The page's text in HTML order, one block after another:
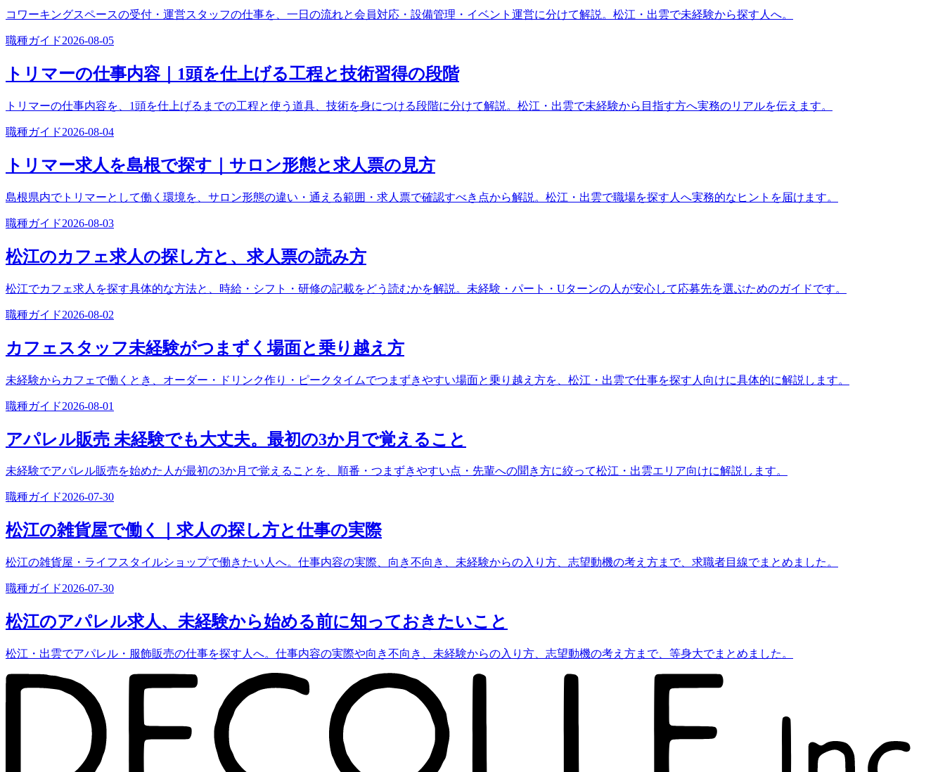
コワーキングスペースの受付・運営スタッフの仕事を、一日の流れと会員対応・設備管理・イベント運営に分けて解説。松江・出雲で未経験から探す人へ。
職種ガイド2026-08-05
トリマーの仕事内容｜1頭を仕上げる工程と技術習得の段階
トリマーの仕事内容を、1頭を仕上げるまでの工程と使う道具、技術を身につける段階に分けて解説。松江・出雲で未経験から目指す方へ実務のリアルを伝えます。
職種ガイド2026-08-04
トリマー求人を島根で探す｜サロン形態と求人票の見方
島根県内でトリマーとして働く環境を、サロン形態の違い・通える範囲・求人票で確認すべき点から解説。松江・出雲で職場を探す人へ実務的なヒントを届けます。
職種ガイド2026-08-03
松江のカフェ求人の探し方と、求人票の読み方
松江でカフェ求人を探す具体的な方法と、時給・シフト・研修の記載をどう読むかを解説。未経験・パート・Uターンの人が安心して応募先を選ぶためのガイドです。
職種ガイド2026-08-02
カフェスタッフ未経験がつまずく場面と乗り越え方
未経験からカフェで働くとき、オーダー・ドリンク作り・ピークタイムでつまずきやすい場面と乗り越え方を、松江・出雲で仕事を探す人向けに具体的に解説します。
職種ガイド2026-08-01
アパレル販売 未経験でも大丈夫。最初の3か月で覚えること
未経験でアパレル販売を始めた人が最初の3か月で覚えることを、順番・つまずきやすい点・先輩への聞き方に絞って松江・出雲エリア向けに解説します。
職種ガイド2026-07-30
松江の雑貨屋で働く｜求人の探し方と仕事の実際
松江の雑貨屋・ライフスタイルショップで働きたい人へ。仕事内容の実際、向き不向き、未経験からの入り方、志望動機の考え方まで、求職者目線でまとめました。
職種ガイド2026-07-30
松江のアパレル求人、未経験から始める前に知っておきたいこと
松江・出雲でアパレル・服飾販売の仕事を探す人へ。仕事内容の実際や向き不向き、未経験からの入り方、志望動機の考え方まで、等身大でまとめました。